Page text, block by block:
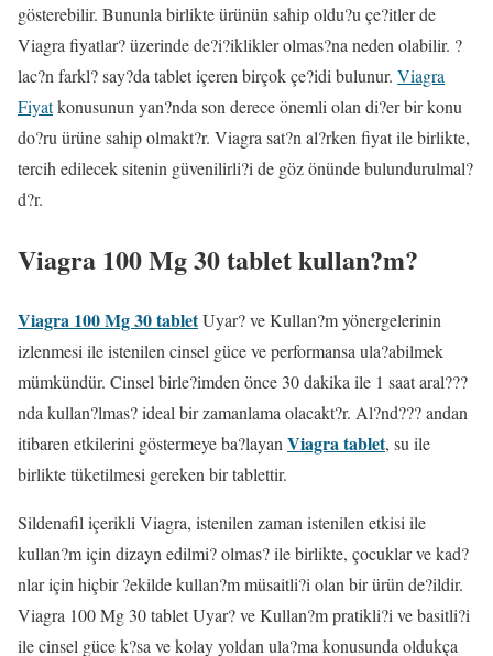
gösterebilir. Bununla birlikte ürünün sahip oldu?u çe?itler de
Viagra fiyatlar? üzerinde de?i?iklikler olmas?na neden olabilir. ?
lac?n farkl? say?da tablet içeren birçok çe?idi bulunur. Viagra
Fiyatkonusunun yan?nda son derece önemli olan di?er bir konu
do?ru ürüne sahip olmakt?r. Viagra sat?n al?rken fiyat ile birlikte,
tercih edilecek sitenin güvenilirli?i de göz önünde bulundurulmal?
d?r.
Viagra 100 Mg 30 tablet kullan?m?
Viagra 100 Mg 30 tabletUyar? ve Kullan?m yönergelerinin
izlenmesi ile istenilen cinsel güce ve performansa ula?abilmek
mümkündür. Cinsel birle?imden önce 30 dakika ile 1 saat aral???
nda kullan?lmas? ideal bir zamanlama olacakt?r. Al?nd??? andan
itibaren etkilerini göstermeye ba?layan Viagra tablet, su ile
birlikte tüketilmesi gereken bir tablettir.
Sildenafil içerikli Viagra, istenilen zaman istenilen etkisi ile
kullan?m için dizayn edilmi? olmas? ile birlikte, çocuklar ve kad?
nlar için hiçbir ?ekilde kullan?m müsaitli?i olan bir ürün de?ildir.
Viagra 100 Mg 30 tablet Uyar? ve Kullan?m pratikli?i ve basitli?i
ile cinsel güce k?sa ve kolay yoldan ula?ma konusunda oldukça